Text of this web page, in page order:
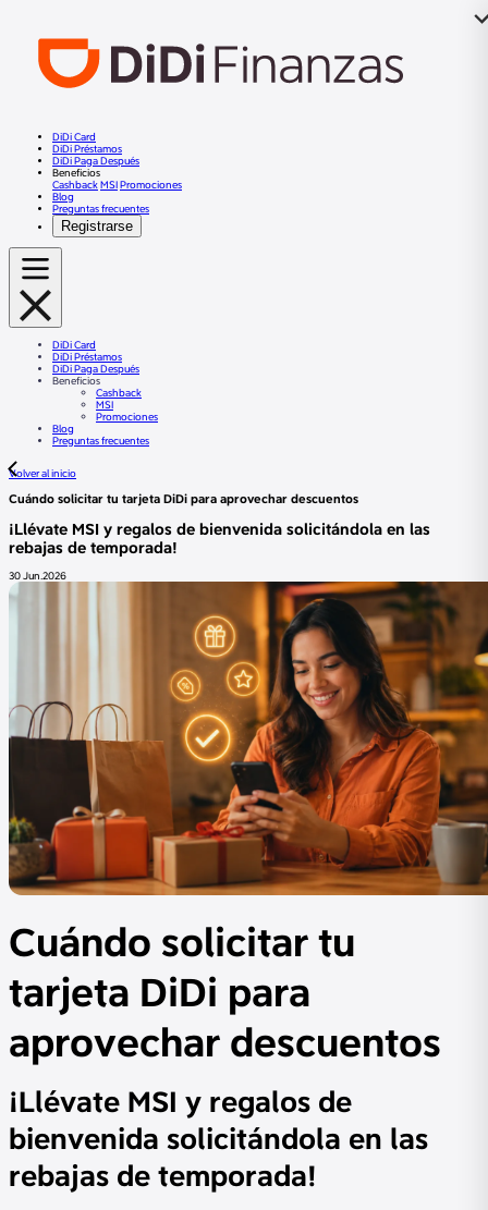
DiDi Card
DiDi Préstamos
DiDi Paga Después
Beneficios
CashbackMSIPromociones
Blog
Preguntas frecuentes
Registrarse
DiDi Card
DiDi Préstamos
DiDi Paga Después
Beneficios
Cashback
MSI
Promociones
Blog
Preguntas frecuentes
Volver al inicio
Cuándo solicitar tu tarjeta DiDi para aprovechar descuentos
¡Llévate MSI y regalos de bienvenida solicitándola en las
rebajas de temporada!
30 Jun.2026
Cuándo solicitar tu
tarjeta DiDi para
aprovechar descuentos
¡Llévate MSI y regalos de
bienvenida solicitándola en las
rebajas de temporada!